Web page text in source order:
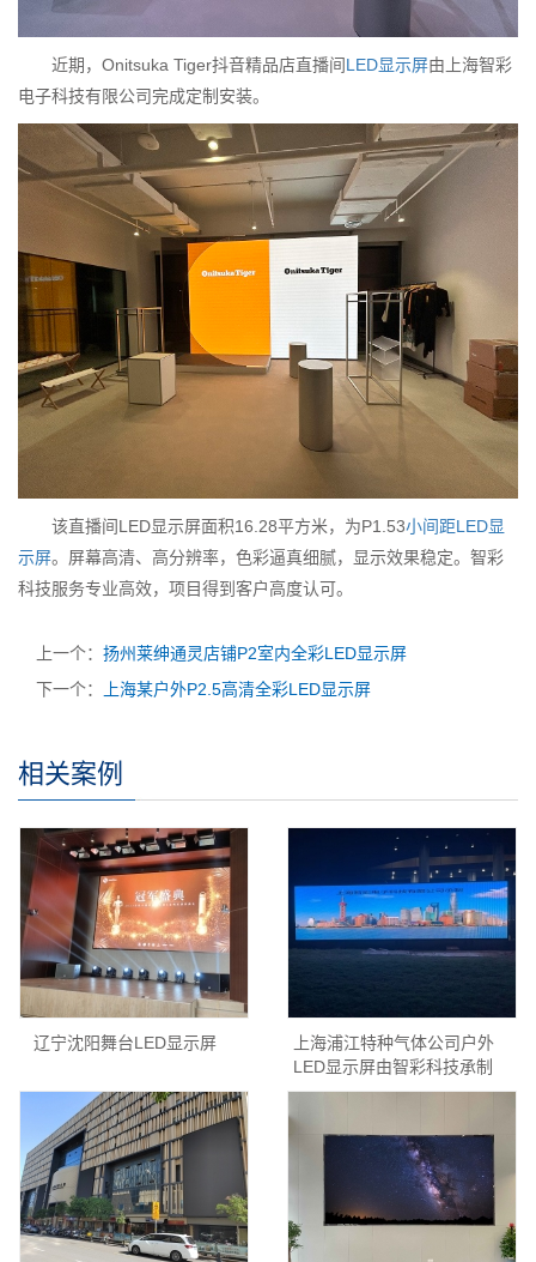
近期，Onitsuka Tiger抖音精品店直播间LED显示屏由上海智彩
电子科技有限公司完成定制安装。
该直播间LED显示屏面积16.28平方米，为P1.53小间距LED显
示屏。屏幕高清、高分辨率，色彩逼真细腻，显示效果稳定。智彩
科技服务专业高效，项目得到客户高度认可。
上一个： 扬州莱绅通灵店铺P2室内全彩LED显示屏
下一个：
上海某户外P2.5高清全彩LED显示屏
相关案例
辽宁沈阳舞台LED显示屏
上海浦江特种气体公司户外
LED显示屏由智彩科技承制